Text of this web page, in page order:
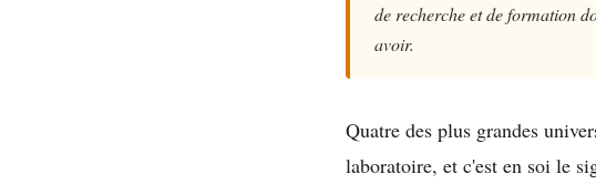
de recherche et de formation
avoir.
Quatre des plus grandes
laboratoire, et c'est en soi le